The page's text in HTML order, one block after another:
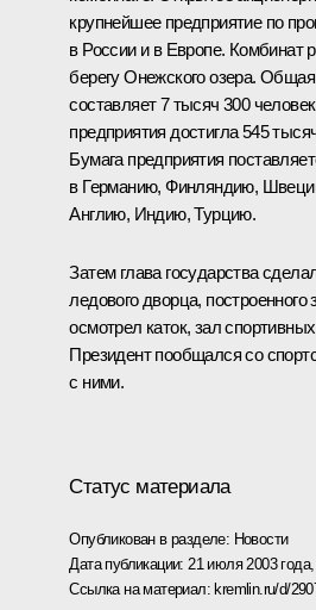
крупнейшее предприятие по
в России и в Европе. Комбинат
берегу Онежского озера.
составляет 7 тысяч 300
предприятия достигла 545
Бумага предприятия
в Германию, Финляндию,
Англию, Индию, Турцию.
Затем глава государства
ледового дворца, построенного
осмотрел каток, зал
Президент пообщался со
с ними.
Статус материала
Опубликован в разделе: Новости
Дата публикации: 21 июля 2003
Ссылка на материал:kremlin.ru/d/